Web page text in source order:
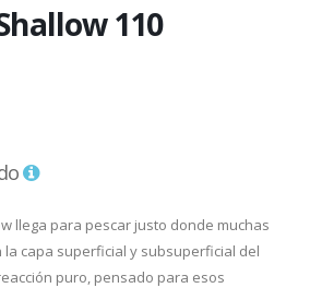
110
llega para pescar justo donde muchas
la capa superficial y subsuperficial del
puro, pensado para esos